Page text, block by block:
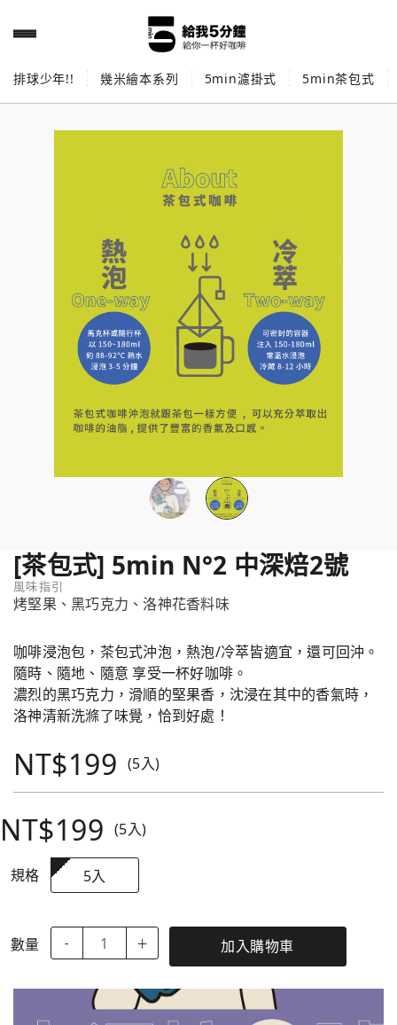
排球少年!! 幾米繪本系列 5min濾掛式 5min茶包式
[茶包式] 5min N°2 中深焙2號
風味指引
烤堅果、黑巧克力、洛神花香料味
咖啡浸泡包，茶包式沖泡，熱泡/冷萃皆適宜，還可回沖。
隨時、隨地、隨意 享受一杯好咖啡。
濃烈的黑巧克力，滑順的堅果香，沈浸在其中的香氣時，
洛神清新洗滌了味覺，恰到好處！
NT$199 (5入)
NT$199 (5入)
規格 5入
數量 - ＋ 加入購物車